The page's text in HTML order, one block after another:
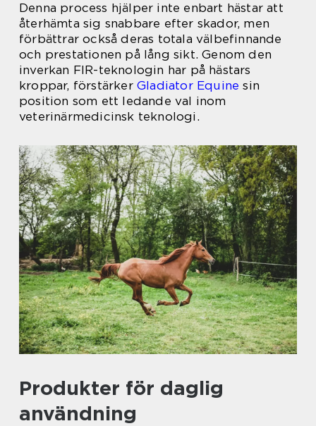
Denna process hjälper inte enbart hästar att
återhämta sig snabbare efter skador, men
förbättrar också deras totala välbefinnande
och prestationen på lång sikt. Genom den
inverkan FIR-teknologin har på hästars
kroppar, förstärker Gladiator Equine sin
position som ett ledande val inom
veterinärmedicinsk teknologi.
Produkter för daglig
användning